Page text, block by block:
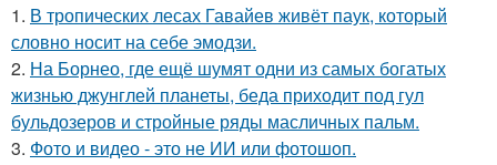
1. В тропических лесах Гавайев живёт паук, который
словно носит на себе эмодзи.
2. На Борнео, где ещё шумят одни из самых богатых
жизнью джунглей планеты, беда приходит под гул
бульдозеров и стройные ряды масличных пальм.
3. Фото и видео - это не ИИ или фотошоп.